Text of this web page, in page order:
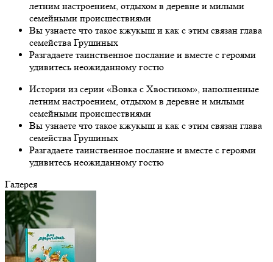
летним настроением, отдыхом в деревне и милыми
семейными происшествиями
Вы узнаете что такое кжукыш и как с этим связан глава
семейства Грушиных
Разгадаете таинственное послание и вместе с героями
удивитесь неожиданному гостю
Истории из серии «Вовка с Хвостиком», наполненные
летним настроением, отдыхом в деревне и милыми
семейными происшествиями
Вы узнаете что такое кжукыш и как с этим связан глава
семейства Грушиных
Разгадаете таинственное послание и вместе с героями
удивитесь неожиданному гостю
Галерея